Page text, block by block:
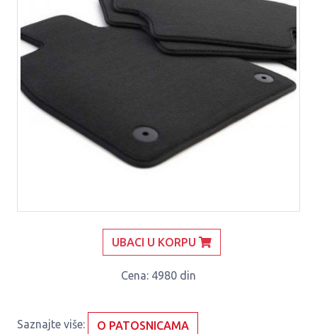
UBACI U KORPU
Cena: 4980 din
Saznajte više: O PATOSNICAMA